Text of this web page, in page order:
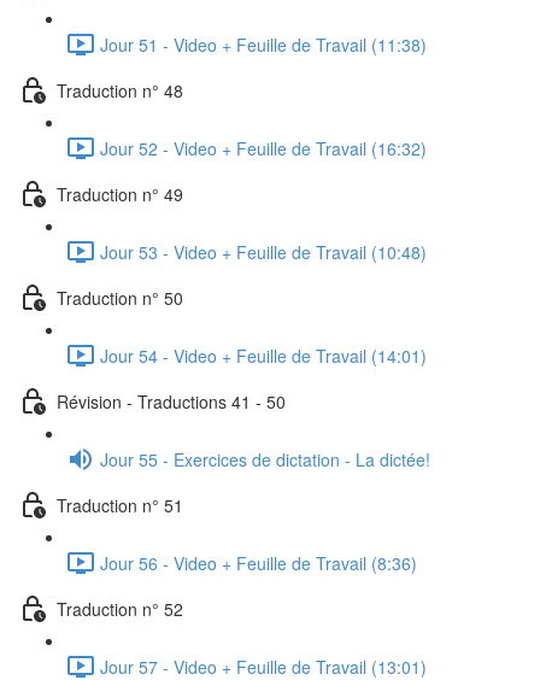
Jour 51 - Video + Feuille de Travail (11:38)
Traduction n° 48
Jour 52 - Video + Feuille de Travail (16:32)
Traduction n° 49
Jour 53 - Video + Feuille de Travail (10:48)
Traduction n° 50
Jour 54 - Video + Feuille de Travail (14:01)
Révision - Traductions 41 - 50
Jour 55 - Exercices de dictation - La dictée!
Traduction n° 51
Jour 56 - Video + Feuille de Travail (8:36)
Traduction n° 52
Jour 57 - Video + Feuille de Travail (13:01)